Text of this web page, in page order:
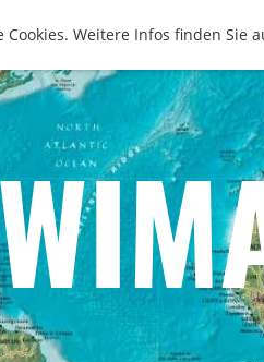
Weitere Infos finden Sie